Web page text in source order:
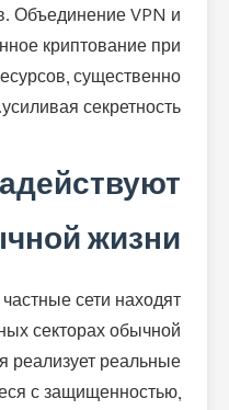
Объединение VPN и
криптование при
существенно
усиливая секретность.
жизни
сети находят
секторах обычной
реализует реальные
с защищенностью,